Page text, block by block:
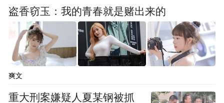
接拉满。
盗香窃玉：我的青春就是赌出来的
爽文
重大刑案嫌疑人夏某钢被抓